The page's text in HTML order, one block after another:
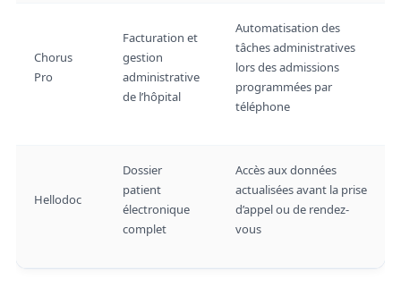
Chorus
Pro
Facturation et
gestion
administrative
de l’hôpital
Automatisation des
tâches administratives
lors des admissions
programmées par
téléphone
Hellodoc
Dossier
patient
électronique
complet
Accès aux données
actualisées avant la prise
d’appel ou de rendez-
vous